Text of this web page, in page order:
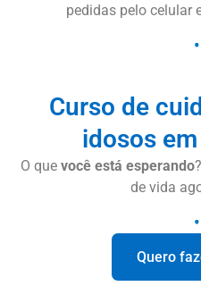
pedidas pelo celular
Curso de
idosos
O que você está esperando
de vida
Quero